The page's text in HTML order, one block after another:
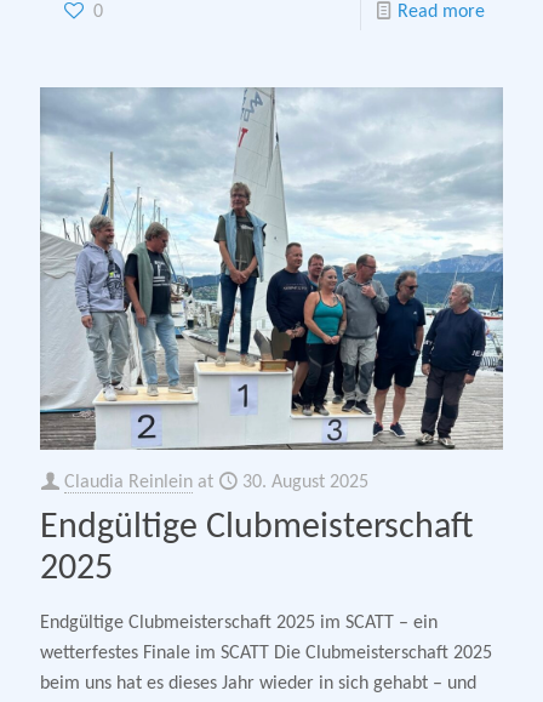
0 Read more
Claudia Reinlein at 30. August 2025
Endgültige Clubmeisterschaft
2025
Endgültige Clubmeisterschaft 2025 im SCATT – ein
wetterfestes Finale im SCATT Die Clubmeisterschaft 2025
beim uns hat es dieses Jahr wieder in sich gehabt – und